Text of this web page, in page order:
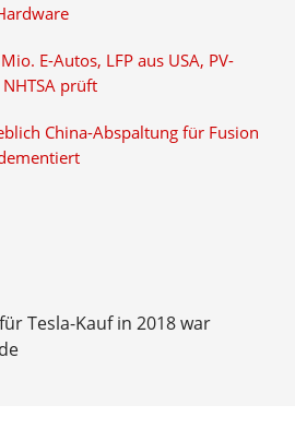
E-Autos, LFP aus USA, PV-
prüft
China-Abspaltung für Fusion
Tesla-Kauf in 2018 war